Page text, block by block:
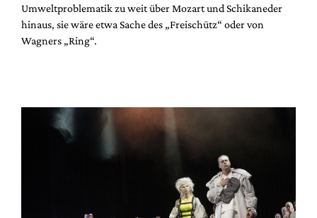
Umweltproblematik zu weit über Mozart und Schikaneder
hinaus, sie wäre etwa Sache des „Freischütz“ oder von
Wagners „Ring“.